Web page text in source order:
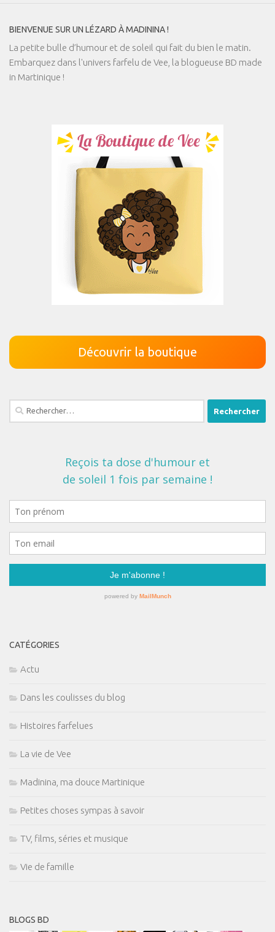
BIENVENUE SUR UN LÉZARD À MADININA !
La petite bulle d’humour et de soleil qui fait du bien le matin.
Embarquez dans l'univers farfelu de Vee, la blogueuse BD made
in Martinique !
Découvrir la boutique
Rechercher :
CATÉGORIES
Actu
Dans les coulisses du blog
Histoires farfelues
La vie de Vee
Madinina, ma douce Martinique
Petites choses sympas à savoir
TV, films, séries et musique
Vie de famille
BLOGS BD